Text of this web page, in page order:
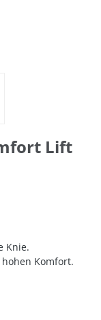
Lift
Knie.
Komfort.